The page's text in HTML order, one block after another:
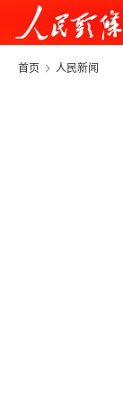
首页 人民新闻